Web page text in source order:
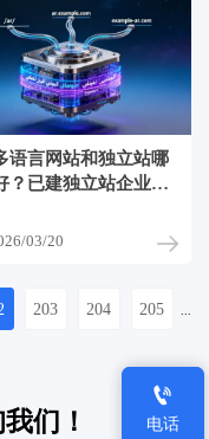
语言网站和独立站哪
？已建独立站企业用
测算03/20
203 204 205
们！

电话